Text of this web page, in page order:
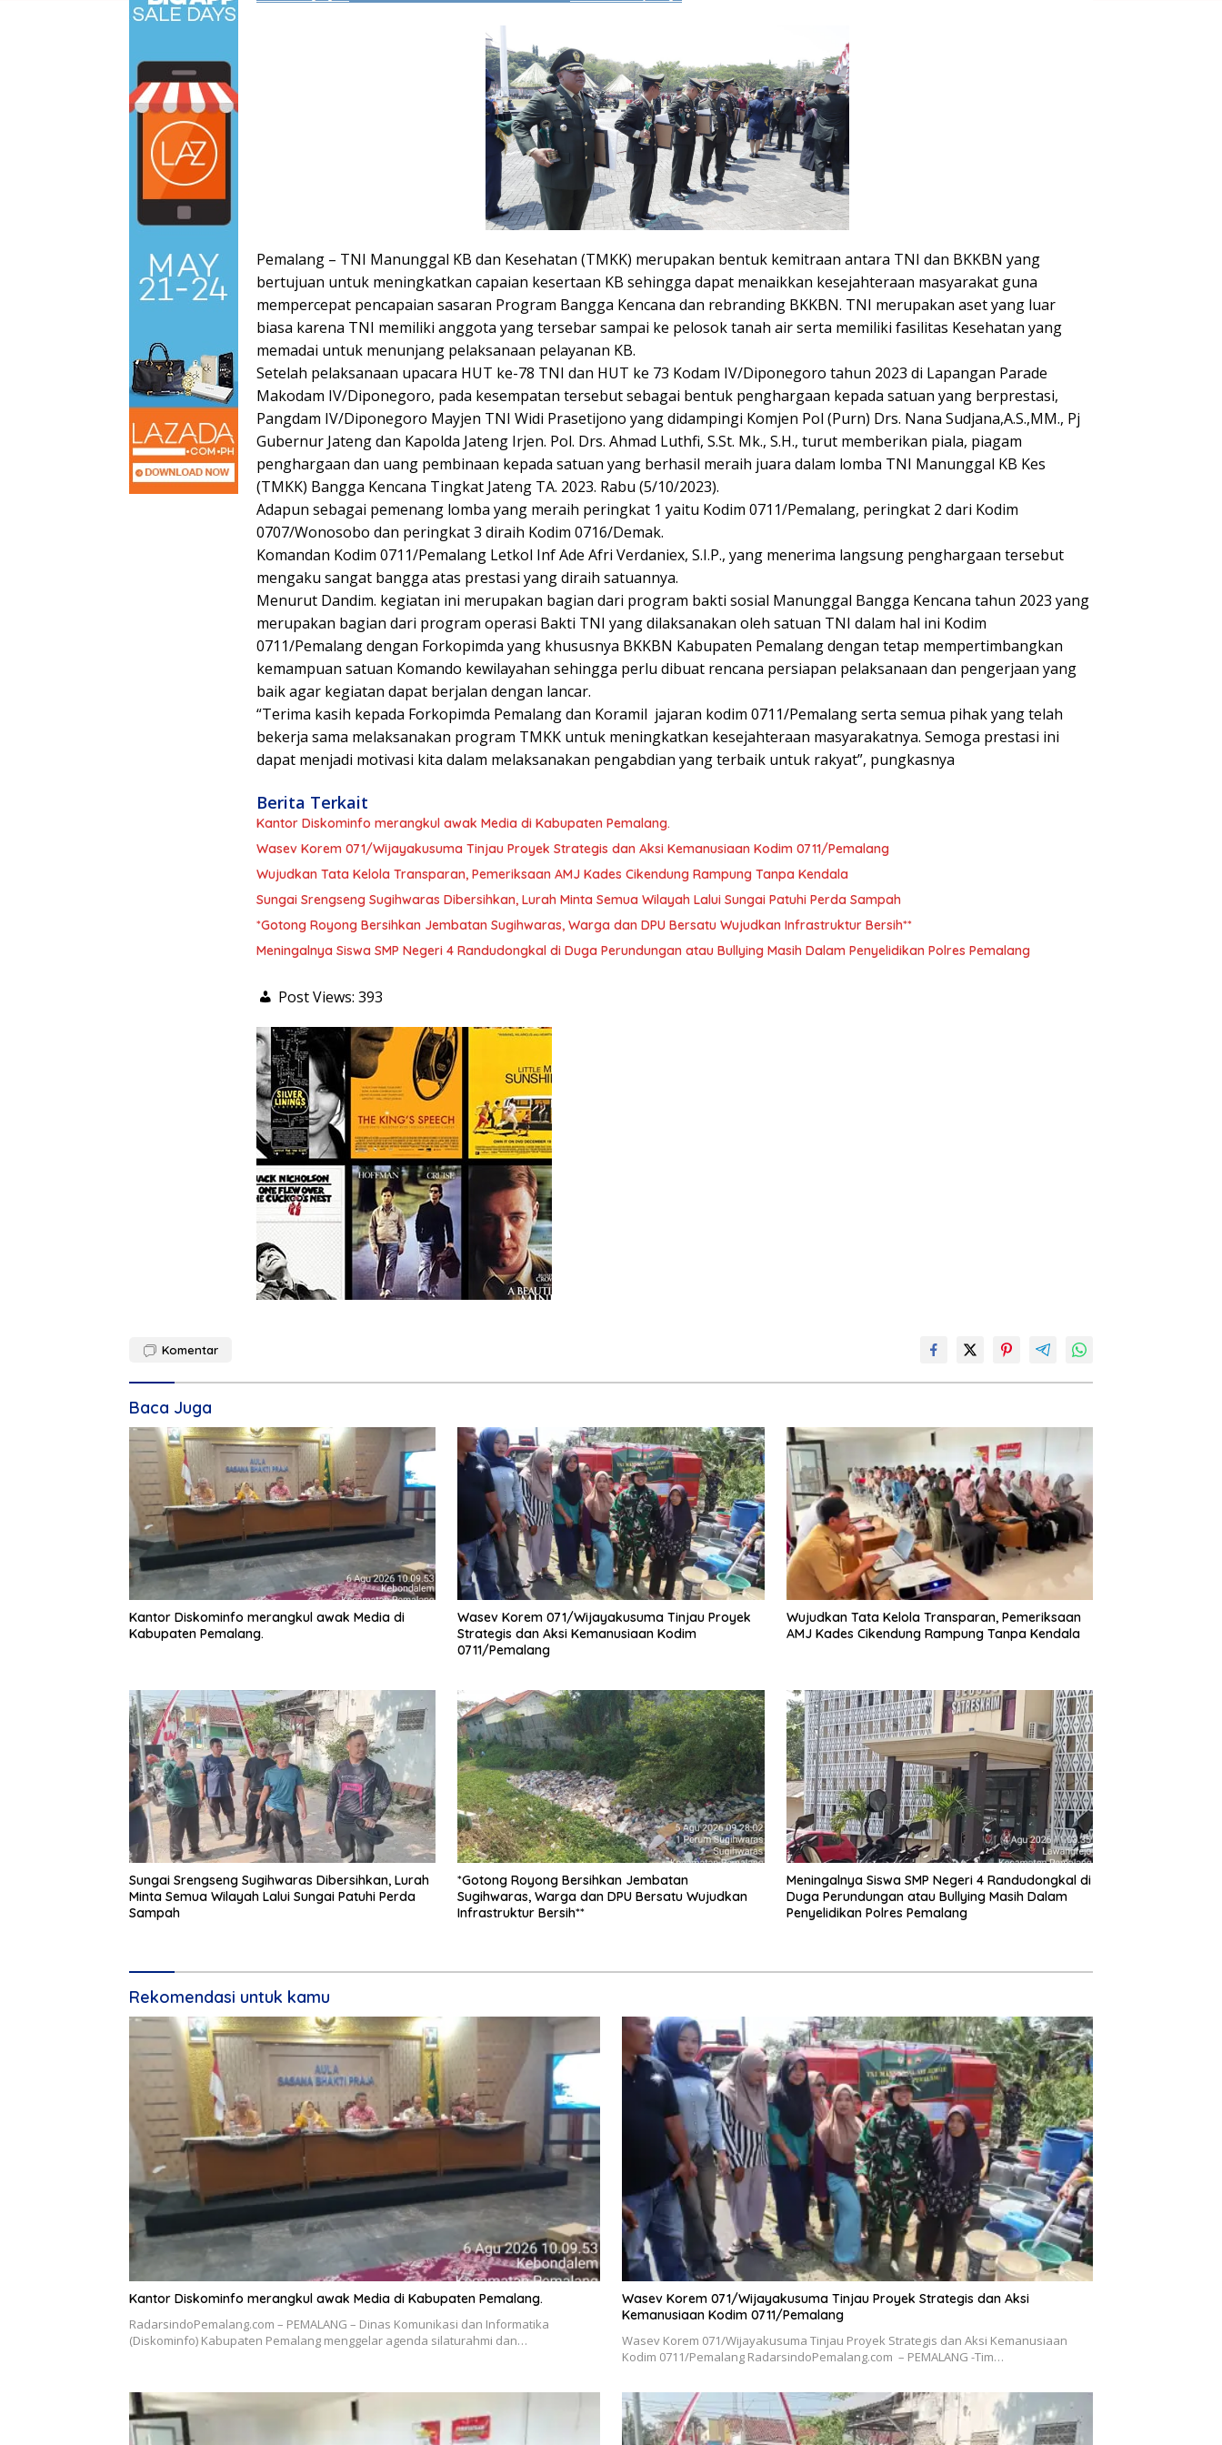
Pemalang – TNI Manunggal KB dan Kesehatan (TMKK) merupakan bentuk kemitraan antara TNI dan BKKBN yang
bertujuan untuk meningkatkan capaian kesertaan KB sehingga dapat menaikkan kesejahteraan masyarakat guna
mempercepat pencapaian sasaran Program Bangga Kencana dan rebranding BKKBN. TNI merupakan aset yang luar
biasa karena TNI memiliki anggota yang tersebar sampai ke pelosok tanah air serta memiliki fasilitas Kesehatan yang
memadai untuk menunjang pelaksanaan pelayanan KB.
Setelah pelaksanaan upacara HUT ke-78 TNI dan HUT ke 73 Kodam IV/Diponegoro tahun 2023 di Lapangan Parade
Makodam IV/Diponegoro, pada kesempatan tersebut sebagai bentuk penghargaan kepada satuan yang berprestasi,
Pangdam IV/Diponegoro Mayjen TNI Widi Prasetijono yang didampingi Komjen Pol (Purn) Drs. Nana Sudjana,A.S.,MM., Pj
Gubernur Jateng dan Kapolda Jateng Irjen. Pol. Drs. Ahmad Luthfi, S.St. Mk., S.H., turut memberikan piala, piagam
penghargaan dan uang pembinaan kepada satuan yang berhasil meraih juara dalam lomba TNI Manunggal KB Kes
(TMKK) Bangga Kencana Tingkat Jateng TA. 2023. Rabu (5/10/2023).
Adapun sebagai pemenang lomba yang meraih peringkat 1 yaitu Kodim 0711/Pemalang, peringkat 2 dari Kodim
0707/Wonosobo dan peringkat 3 diraih Kodim 0716/Demak.
Komandan Kodim 0711/Pemalang Letkol Inf Ade Afri Verdaniex, S.I.P., yang menerima langsung penghargaan tersebut
mengaku sangat bangga atas prestasi yang diraih satuannya.
Menurut Dandim. kegiatan ini merupakan bagian dari program bakti sosial Manunggal Bangga Kencana tahun 2023 yang
merupakan bagian dari program operasi Bakti TNI yang dilaksanakan oleh satuan TNI dalam hal ini Kodim
0711/Pemalang dengan Forkopimda yang khususnya BKKBN Kabupaten Pemalang dengan tetap mempertimbangkan
kemampuan satuan Komando kewilayahan sehingga perlu dibuat rencana persiapan pelaksanaan dan pengerjaan yang
baik agar kegiatan dapat berjalan dengan lancar.
“Terima kasih kepada Forkopimda Pemalang dan Koramil jajaran kodim 0711/Pemalang serta semua pihak yang telah
bekerja sama melaksanakan program TMKK untuk meningkatkan kesejahteraan masyarakatnya. Semoga prestasi ini
dapat menjadi motivasi kita dalam melaksanakan pengabdian yang terbaik untuk rakyat”, pungkasnya
Berita Terkait
Kantor Diskominfo merangkul awak Media di Kabupaten Pemalang.
Wasev Korem 071/Wijayakusuma Tinjau Proyek Strategis dan Aksi Kemanusiaan Kodim 0711/Pemalang
Wujudkan Tata Kelola Transparan, Pemeriksaan AMJ Kades Cikendung Rampung Tanpa Kendala
Sungai Srengseng Sugihwaras Dibersihkan, Lurah Minta Semua Wilayah Lalui Sungai Patuhi Perda Sampah
*Gotong Royong Bersihkan Jembatan Sugihwaras, Warga dan DPU Bersatu Wujudkan Infrastruktur Bersih**
Meningalnya Siswa SMP Negeri 4 Randudongkal di Duga Perundungan atau Bullying Masih Dalam Penyelidikan Polres Pemalang
Post Views: 393
Komentar
Baca Juga
Kantor Diskominfo merangkul awak Media di
Kabupaten Pemalang.
Wasev Korem 071/Wijayakusuma Tinjau Proyek
Strategis dan Aksi Kemanusiaan Kodim
0711/Pemalang
Wujudkan Tata Kelola Transparan, Pemeriksaan
AMJ Kades Cikendung Rampung Tanpa Kendala
Sungai Srengseng Sugihwaras Dibersihkan, Lurah
Minta Semua Wilayah Lalui Sungai Patuhi Perda
Sampah
*Gotong Royong Bersihkan Jembatan
Sugihwaras, Warga dan DPU Bersatu Wujudkan
Infrastruktur Bersih**
Meningalnya Siswa SMP Negeri 4 Randudongkal di
Duga Perundungan atau Bullying Masih Dalam
Penyelidikan Polres Pemalang
Rekomendasi untuk kamu
Kantor Diskominfo merangkul awak Media di Kabupaten Pemalang.
RadarsindoPemalang.com – PEMALANG – Dinas Komunikasi dan Informatika
(Diskominfo) Kabupaten Pemalang menggelar agenda silaturahmi dan…
Wasev Korem 071/Wijayakusuma Tinjau Proyek Strategis dan Aksi
Kemanusiaan Kodim 0711/Pemalang
Wasev Korem 071/Wijayakusuma Tinjau Proyek Strategis dan Aksi Kemanusiaan
Kodim 0711/Pemalang RadarsindoPemalang.com – PEMALANG -Tim…